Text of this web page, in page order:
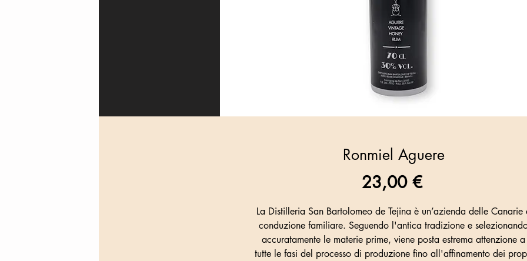
Ronmiel Aguere
23,00 €Prezzo
La Distilleria San Bartolomeo de Tejina è un’azienda delle Canarie
conduzione familiare. Seguendo l'antica tradizione e
accuratamente le materie prime, viene posta estrema attenzione a
tutte le fasi del processo di produzione fino all'affinamento dei